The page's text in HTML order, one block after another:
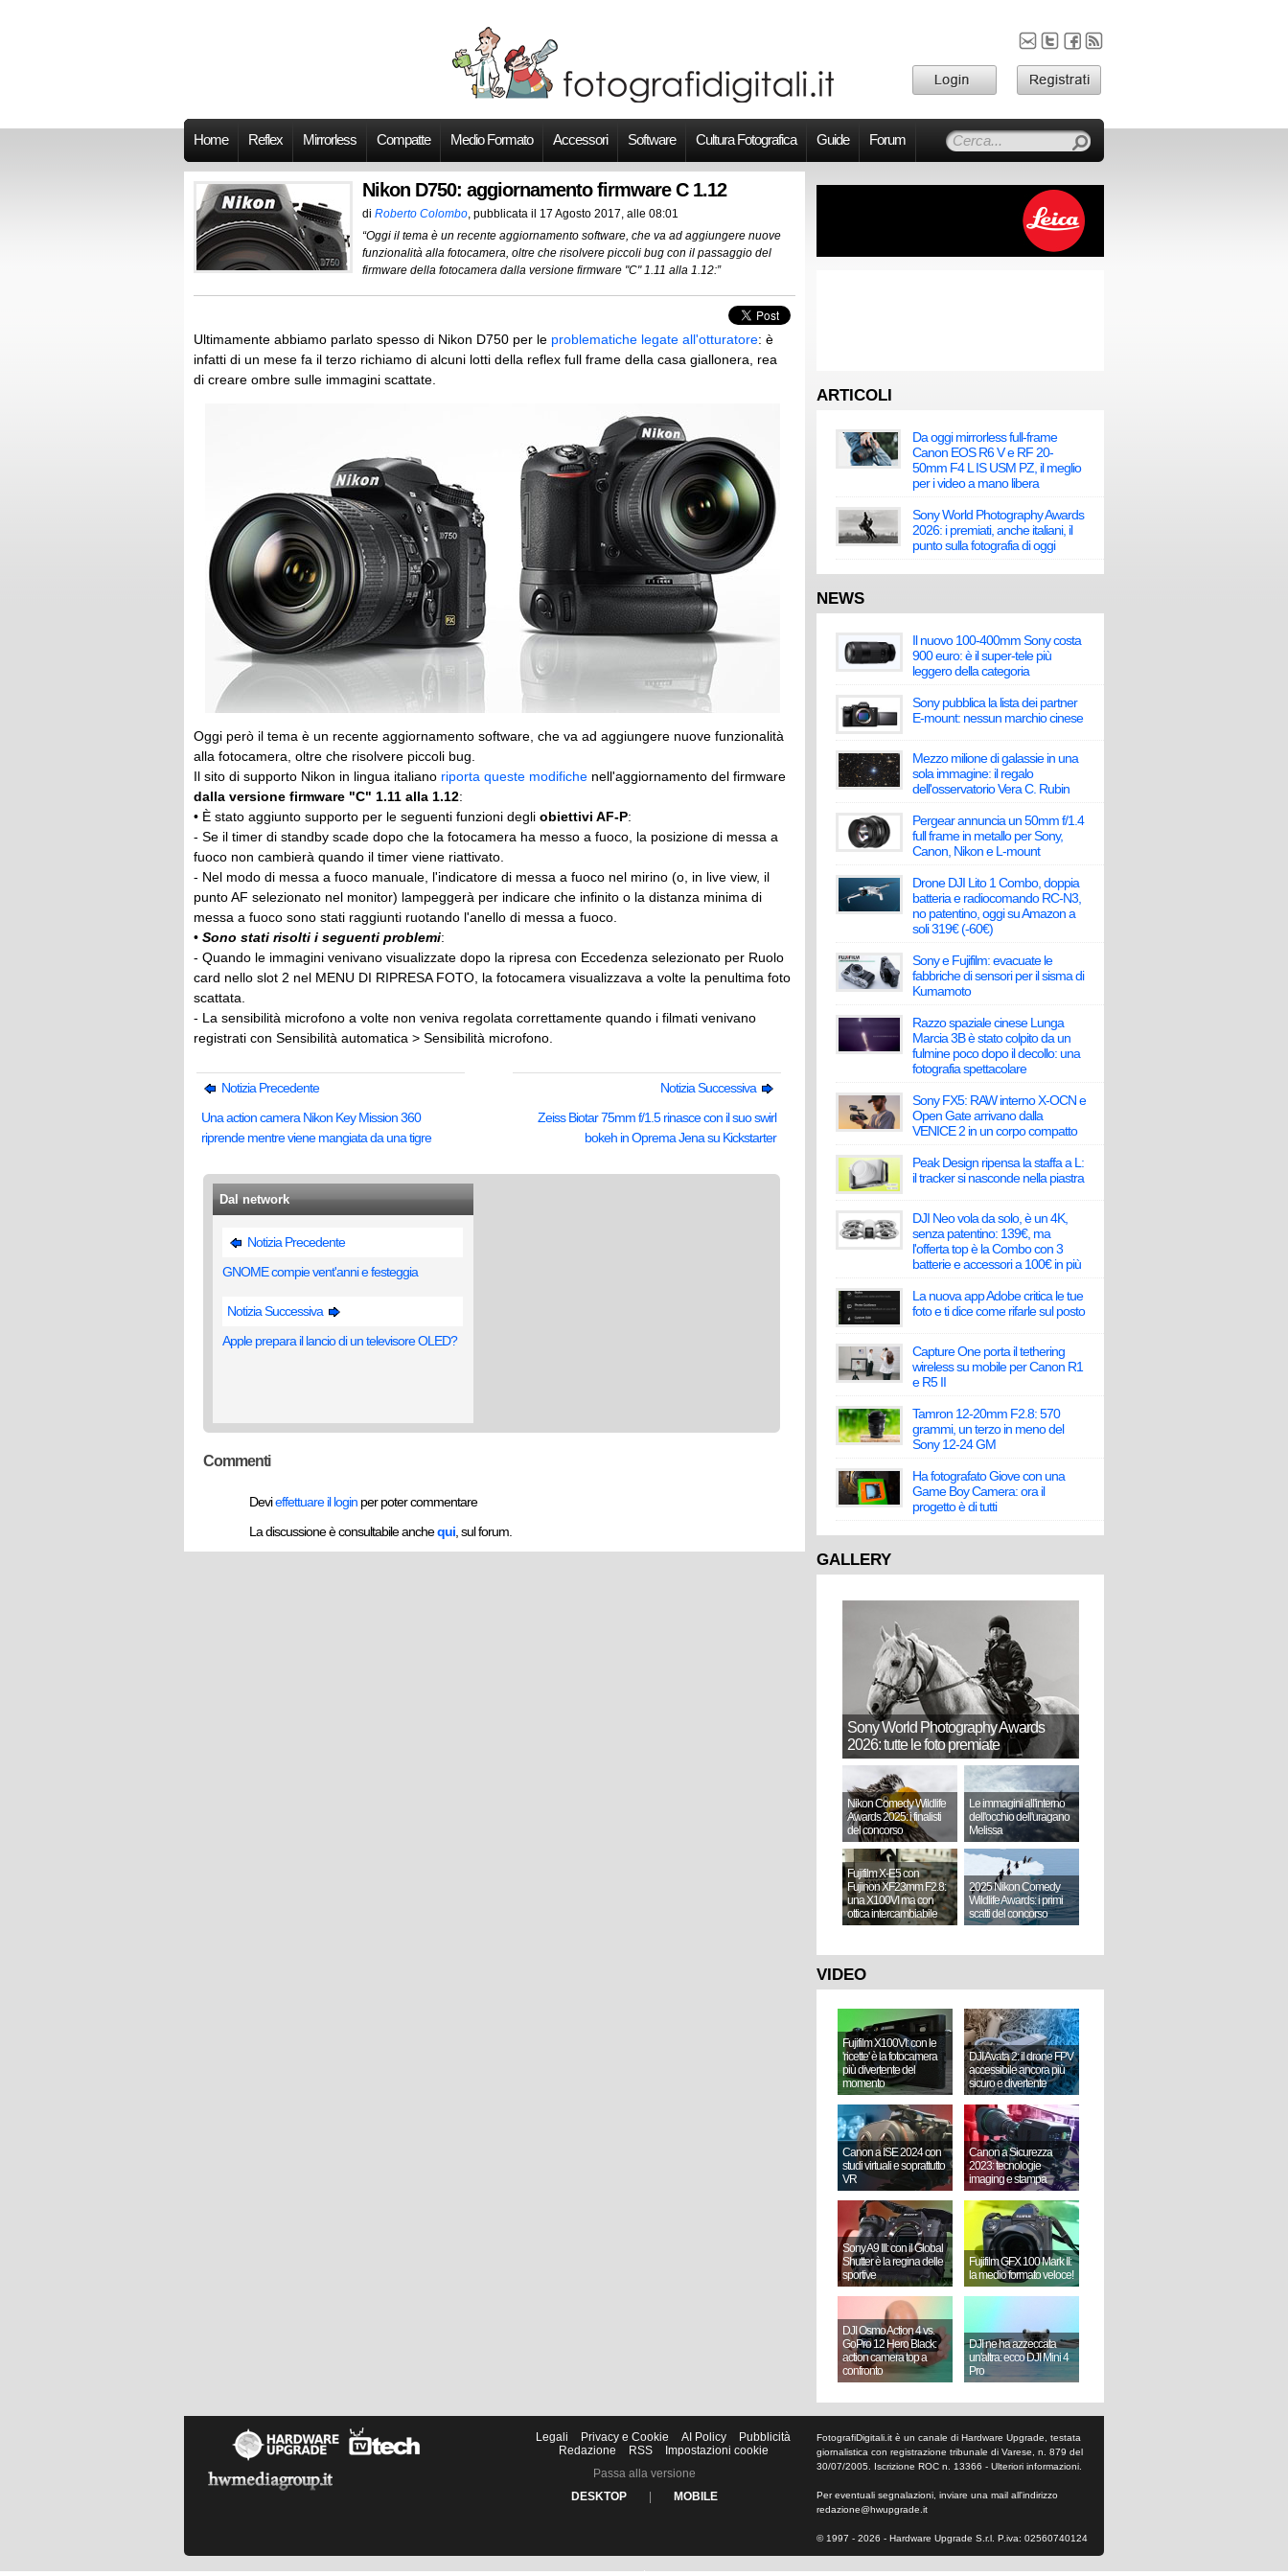
Home Reflex Mirrorless Compatte Medio Formato Accessori Software Cultura Fotografica Guide Forum
Nikon D750: aggiornamento firmware C 1.12
di Roberto Colombo, pubblicata il 17 Agosto 2017, alle 08:01
“Oggi il tema è un recente aggiornamento software, che va ad aggiungere nuove
funzionalità alla fotocamera, oltre che risolvere piccoli bug con il passaggio del
firmware della fotocamera dalla versione firmware "C" 1.11 alla 1.12:”
Ultimamente abbiamo parlato spesso di Nikon D750 per le problematiche legate all'otturatore: è
infatti di un mese fa il terzo richiamo di alcuni lotti della reflex full frame della casa giallonera, rea
di creare ombre sulle immagini scattate.
Oggi però il tema è un recente aggiornamento software, che va ad aggiungere nuove funzionalità
alla fotocamera, oltre che risolvere piccoli bug.
Il sito di supporto Nikon in lingua italiano riporta queste modifiche nell'aggiornamento del firmware
dalla versione firmware "C" 1.11 alla 1.12:
• È stato aggiunto supporto per le seguenti funzioni degli obiettivi AF-P:
- Se il timer di standby scade dopo che la fotocamera ha messo a fuoco, la posizione di messa a
fuoco non cambierà quando il timer viene riattivato.
- Nel modo di messa a fuoco manuale, l'indicatore di messa a fuoco nel mirino (o, in live view, il
punto AF selezionato nel monitor) lampeggerà per indicare che infinito o la distanza minima di
messa a fuoco sono stati raggiunti ruotando l'anello di messa a fuoco.
• Sono stati risolti i seguenti problemi:
- Quando le immagini venivano visualizzate dopo la ripresa con Eccedenza selezionato per Ruolo
card nello slot 2 nel MENU DI RIPRESA FOTO, la fotocamera visualizzava a volte la penultima foto
scattata.
- La sensibilità microfono a volte non veniva regolata correttamente quando i filmati venivano
registrati con Sensibilità automatica > Sensibilità microfono.
Notizia Precedente
Una action camera Nikon Key Mission 360
riprende mentre viene mangiata da una tigre
Notizia Successiva
Zeiss Biotar 75mm f/1.5 rinasce con il suo swirl
bokeh in Oprema Jena su Kickstarter
Dal network
Notizia Precedente
GNOME compie vent'anni e festeggia
Notizia Successiva
Apple prepara il lancio di un televisore OLED?
Commenti
Devieffettuare il login per poter commentare
La discussione è consultabile anchequi , sul forum.
ARTICOLI
Da oggi mirrorless full-frame
Canon EOS R6 V e RF 20-
50mm F4 L IS USM PZ, il meglio
per i video a mano libera
Sony World Photography Awards
2026: i premiati, anche italiani, il
punto sulla fotografia di oggi
NEWS
Il nuovo 100-400mm Sony costa
900 euro: è il super-tele più
leggero della categoria
Sony pubblica la lista dei partner
E-mount: nessun marchio cinese
Mezzo milione di galassie in una
sola immagine: il regalo
dell'osservatorio Vera C. Rubin
Pergear annuncia un 50mm f/1.4
full frame in metallo per Sony,
Canon, Nikon e L-mount
Drone DJI Lito 1 Combo, doppia
batteria e radiocomando RC-N3,
no patentino, oggi su Amazon a
soli 319€ (-60€)
Sony e Fujifilm: evacuate le
fabbriche di sensori per il sisma di
Kumamoto
Razzo spaziale cinese Lunga
Marcia 3B è stato colpito da un
fulmine poco dopo il decollo: una
fotografia spettacolare
Sony FX5: RAW interno X-OCN e
Open Gate arrivano dalla
VENICE 2 in un corpo compatto
Peak Design ripensa la staffa a L:
il tracker si nasconde nella piastra
DJI Neo vola da solo, è un 4K,
senza patentino: 139€, ma
l'offerta top è la Combo con 3
batterie e accessori a 100€ in più
La nuova app Adobe critica le tue
foto e ti dice come rifarle sul posto
Capture One porta il tethering
wireless su mobile per Canon R1
e R5 II
Tamron 12-20mm F2.8: 570
grammi, un terzo in meno del
Sony 12-24 GM
Ha fotografato Giove con una
Game Boy Camera: ora il
progetto è di tutti
GALLERY
Sony World Photography Awards
2026: tutte le foto premiate
Nikon Comedy Wildlife
Awards 2025: i finalisti
del concorso
Le immagini all'interno
dell'occhio dell'uragano
Melissa
Fujifilm X-E5 con
Fujinon XF23mm F2.8:
una X100VI ma con
ottica intercambiabile
2025 Nikon Comedy
Wildlife Awards: i primi
scatti del concorso
VIDEO
Fujifilm X100VI: con le
'ricette' è la fotocamera
più divertente del
momento
DJI Avata 2: il drone FPV
accessibile ancora più
sicuro e divertente
Canon a ISE 2024 con
studi virtuali e soprattutto
VR
Canon a Sicurezza
2023: tecnologie
imaging e stampa
Sony A9 III: con il Global
Shutter è la regina delle
sportive
Fujifilm GFX 100 Mark II:
la medio formato veloce!
DJI Osmo Action 4 vs.
GoPro 12 Hero Black:
action camera top a
confronto
DJI ne ha azzeccata
un'altra: ecco DJI Mini 4
Pro
Legali Privacy e Cookie AI Policy
Pubblicità
Redazione
RSS
Impostazioni cookie
Passa alla versione
DESKTOP
MOBILE
FotografiDigitali.it è un canale di Hardware Upgrade, testata
giornalistica con registrazione tribunale di Varese, n. 879 del
30/07/2005. Iscrizione ROC n. 13366 - Ulteriori informazioni
Per eventuali segnalazioni, inviare una mail all'indirizzo
redazione@hwupgrade.it
© 1997 - 2026 - Hardware Upgrade S.r.l. P.iva: 02560740124